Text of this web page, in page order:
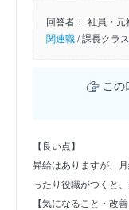
回答者： 社員・元
関連職/課長クラ
この
【良い点】
昇給はありますが、
ったり役職がつくと
【気になること・改